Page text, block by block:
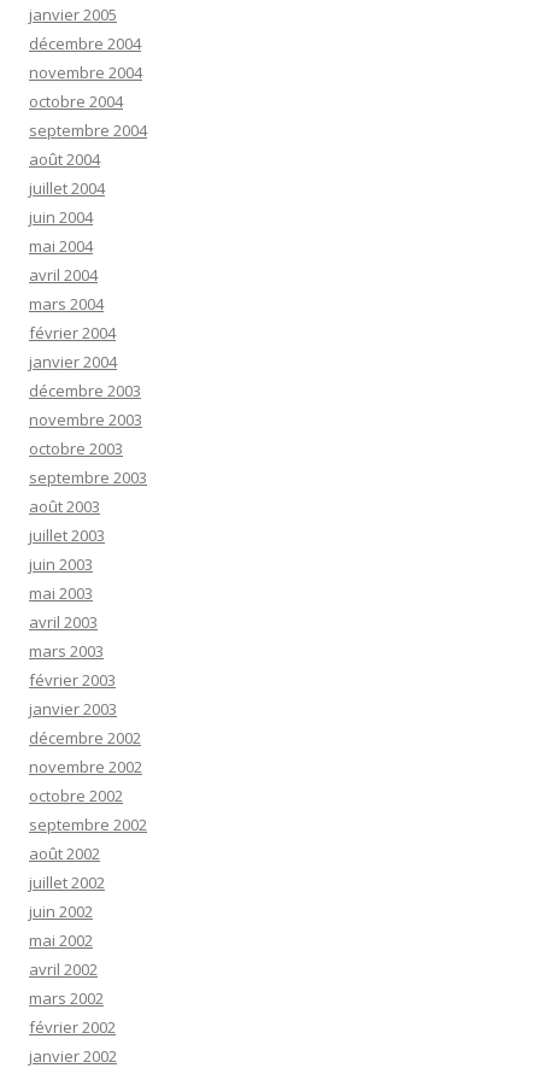
janvier 2005
décembre 2004
novembre 2004
octobre 2004
septembre 2004
août 2004
juillet 2004
juin 2004
mai 2004
avril 2004
mars 2004
février 2004
janvier 2004
décembre 2003
novembre 2003
octobre 2003
septembre 2003
août 2003
juillet 2003
juin 2003
mai 2003
avril 2003
mars 2003
février 2003
janvier 2003
décembre 2002
novembre 2002
octobre 2002
septembre 2002
août 2002
juillet 2002
juin 2002
mai 2002
avril 2002
mars 2002
février 2002
janvier 2002